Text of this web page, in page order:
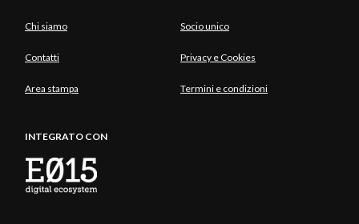
Chi siamo Socio unico
Contatti Privacy e Cookies
Area stampa Termini e condizioni
INTEGRATO CON